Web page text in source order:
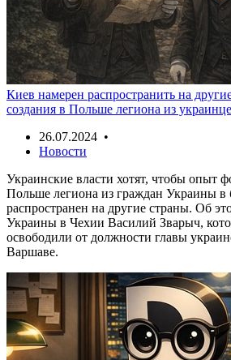
Киев намерен распространить на
создания в Польше легиона из
26.07.2024 •
Новости
Украинские власти хотят, чтобы опыт
Польше легиона из граждан Украины в
распространен на другие страны. Об
Украины в Чехии Василий Зварыч,
освободили от должности главы
Варшаве.